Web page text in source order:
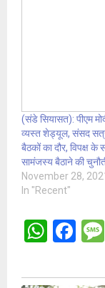
(संडे सियासत): पीएम
व्यस्त शेड्यूल, संसद
बैठकों का दौर, विपक्ष के
सामंजस्य बैठाने की
November 28,
In "Recent"
W
at
F
ce